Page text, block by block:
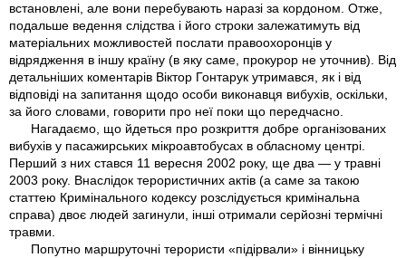
встановлені, але вони перебувають наразі за кордоном. Отже,
подальше ведення слідства і його строки залежатимуть від
матеріальних можливостей послати правоохоронців у
відрядження в іншу країну (в яку саме, прокурор не уточнив). Від
детальніших коментарів Віктор Гонтарук утримався, як і від
відповіді на запитання щодо особи виконавця вибухів, оскільки,
за його словами, говорити про неї поки що передчасно.
Нагадаємо, що йдеться про розкриття добре організованих
вибухів у пасажирських мікроавтобусах в обласному центрі.
Перший з них стався 11 вересня 2002 року, ще два — у травні
2003 року. Внаслідок терористичних актів (а саме за такою
статтею Кримінального кодексу розслідується кримінальна
справа) двоє людей загинули, інші отримали серйозні термічні
травми.
Попутно маршруточні терористи «підірвали» і вінницьку